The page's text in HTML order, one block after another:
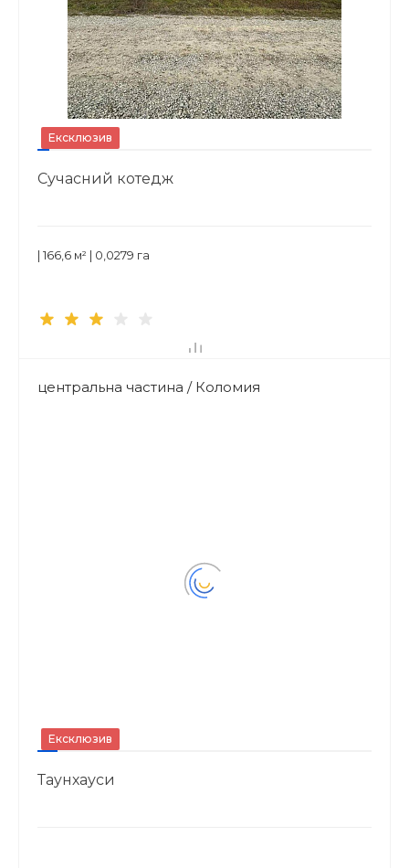
Ексклюзив
Сучасний котедж
| 166,6 м² | 0,0279 га
центральна частина / Коломия
Ексклюзив
Таунхауси